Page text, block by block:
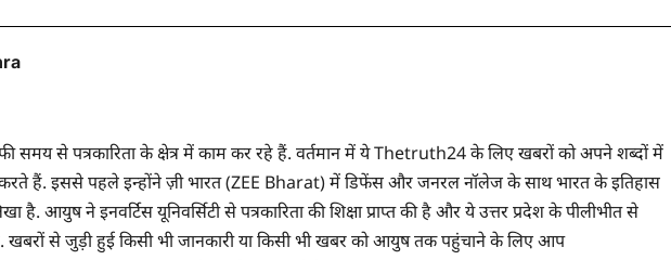
समय से पत्रकारिता के क्षेत्र में काम कर रहे हैं. वर्तमान में ये Thetruth24 के लिए खबरों को अपने शब्दों में
करते हैं. इससे पहले इन्होंने ज़ी भारत (ZEE Bharat) में डिफेंस और जनरल नॉलेज के साथ भारत के इतिहास
है. आयुष ने इनवर्टिस यूनिवर्सिटी से पत्रकारिता की शिक्षा प्राप्त की है और ये उत्तर प्रदेश के पीलीभीत से
से जुड़ी हुई किसी भी जानकारी या किसी भी खबर को आयुष तक पहुंचाने के लिए आप